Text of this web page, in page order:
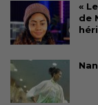
«
de